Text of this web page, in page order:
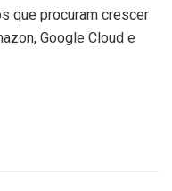
que procuram crescer
Google Cloud e